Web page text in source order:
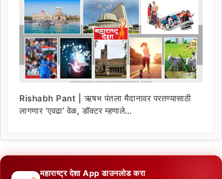
Rishabh Pant | ऋषभ पंतला मैदानावर परतण्यासाठी
लागणार ‘एवढा’ वेळ, डॉक्टर म्हणाले…
महाराष्ट्र देशा App डाउनलोड करा